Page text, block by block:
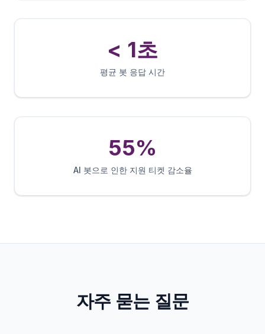
< 1초
평균 봇 응답 시간
55%
AI 봇으로 인한 지원 티켓 감소율
자주 묻는 질문